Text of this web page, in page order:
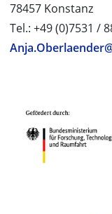
78457 Konstanz
Tel.: +49 (0)7531 /